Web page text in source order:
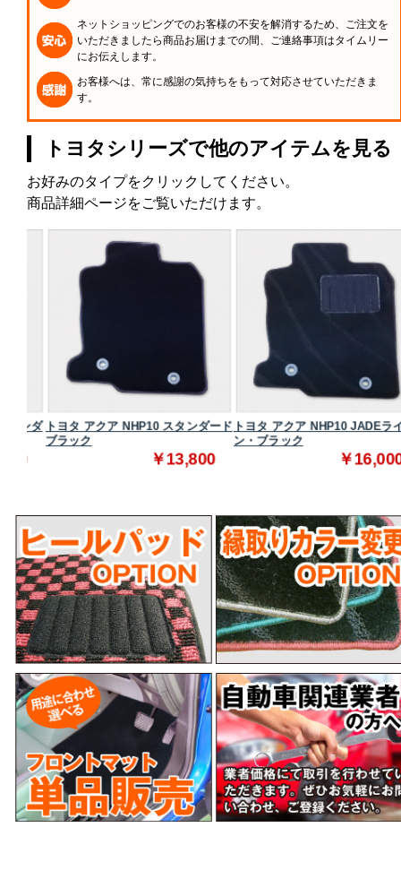
ネットショッピングでのお客様の不安を解消するため、ご注文を
いただきましたら商品お届けまでの間、ご連絡事項はタイムリー
にお伝えします。
お客様へは、常に感謝の気持ちをもって対応させていただきま
す。
トヨタシリーズで他のアイテムを見る
お好みのタイプをクリックしてください。
商品詳細ページをご覧いただけます。
トヨタ アクア NHP10 スタンダード
ブラック
￥13,800
トヨタ アクア NHP10 JADEライ
ン・ブラック
￥16,000